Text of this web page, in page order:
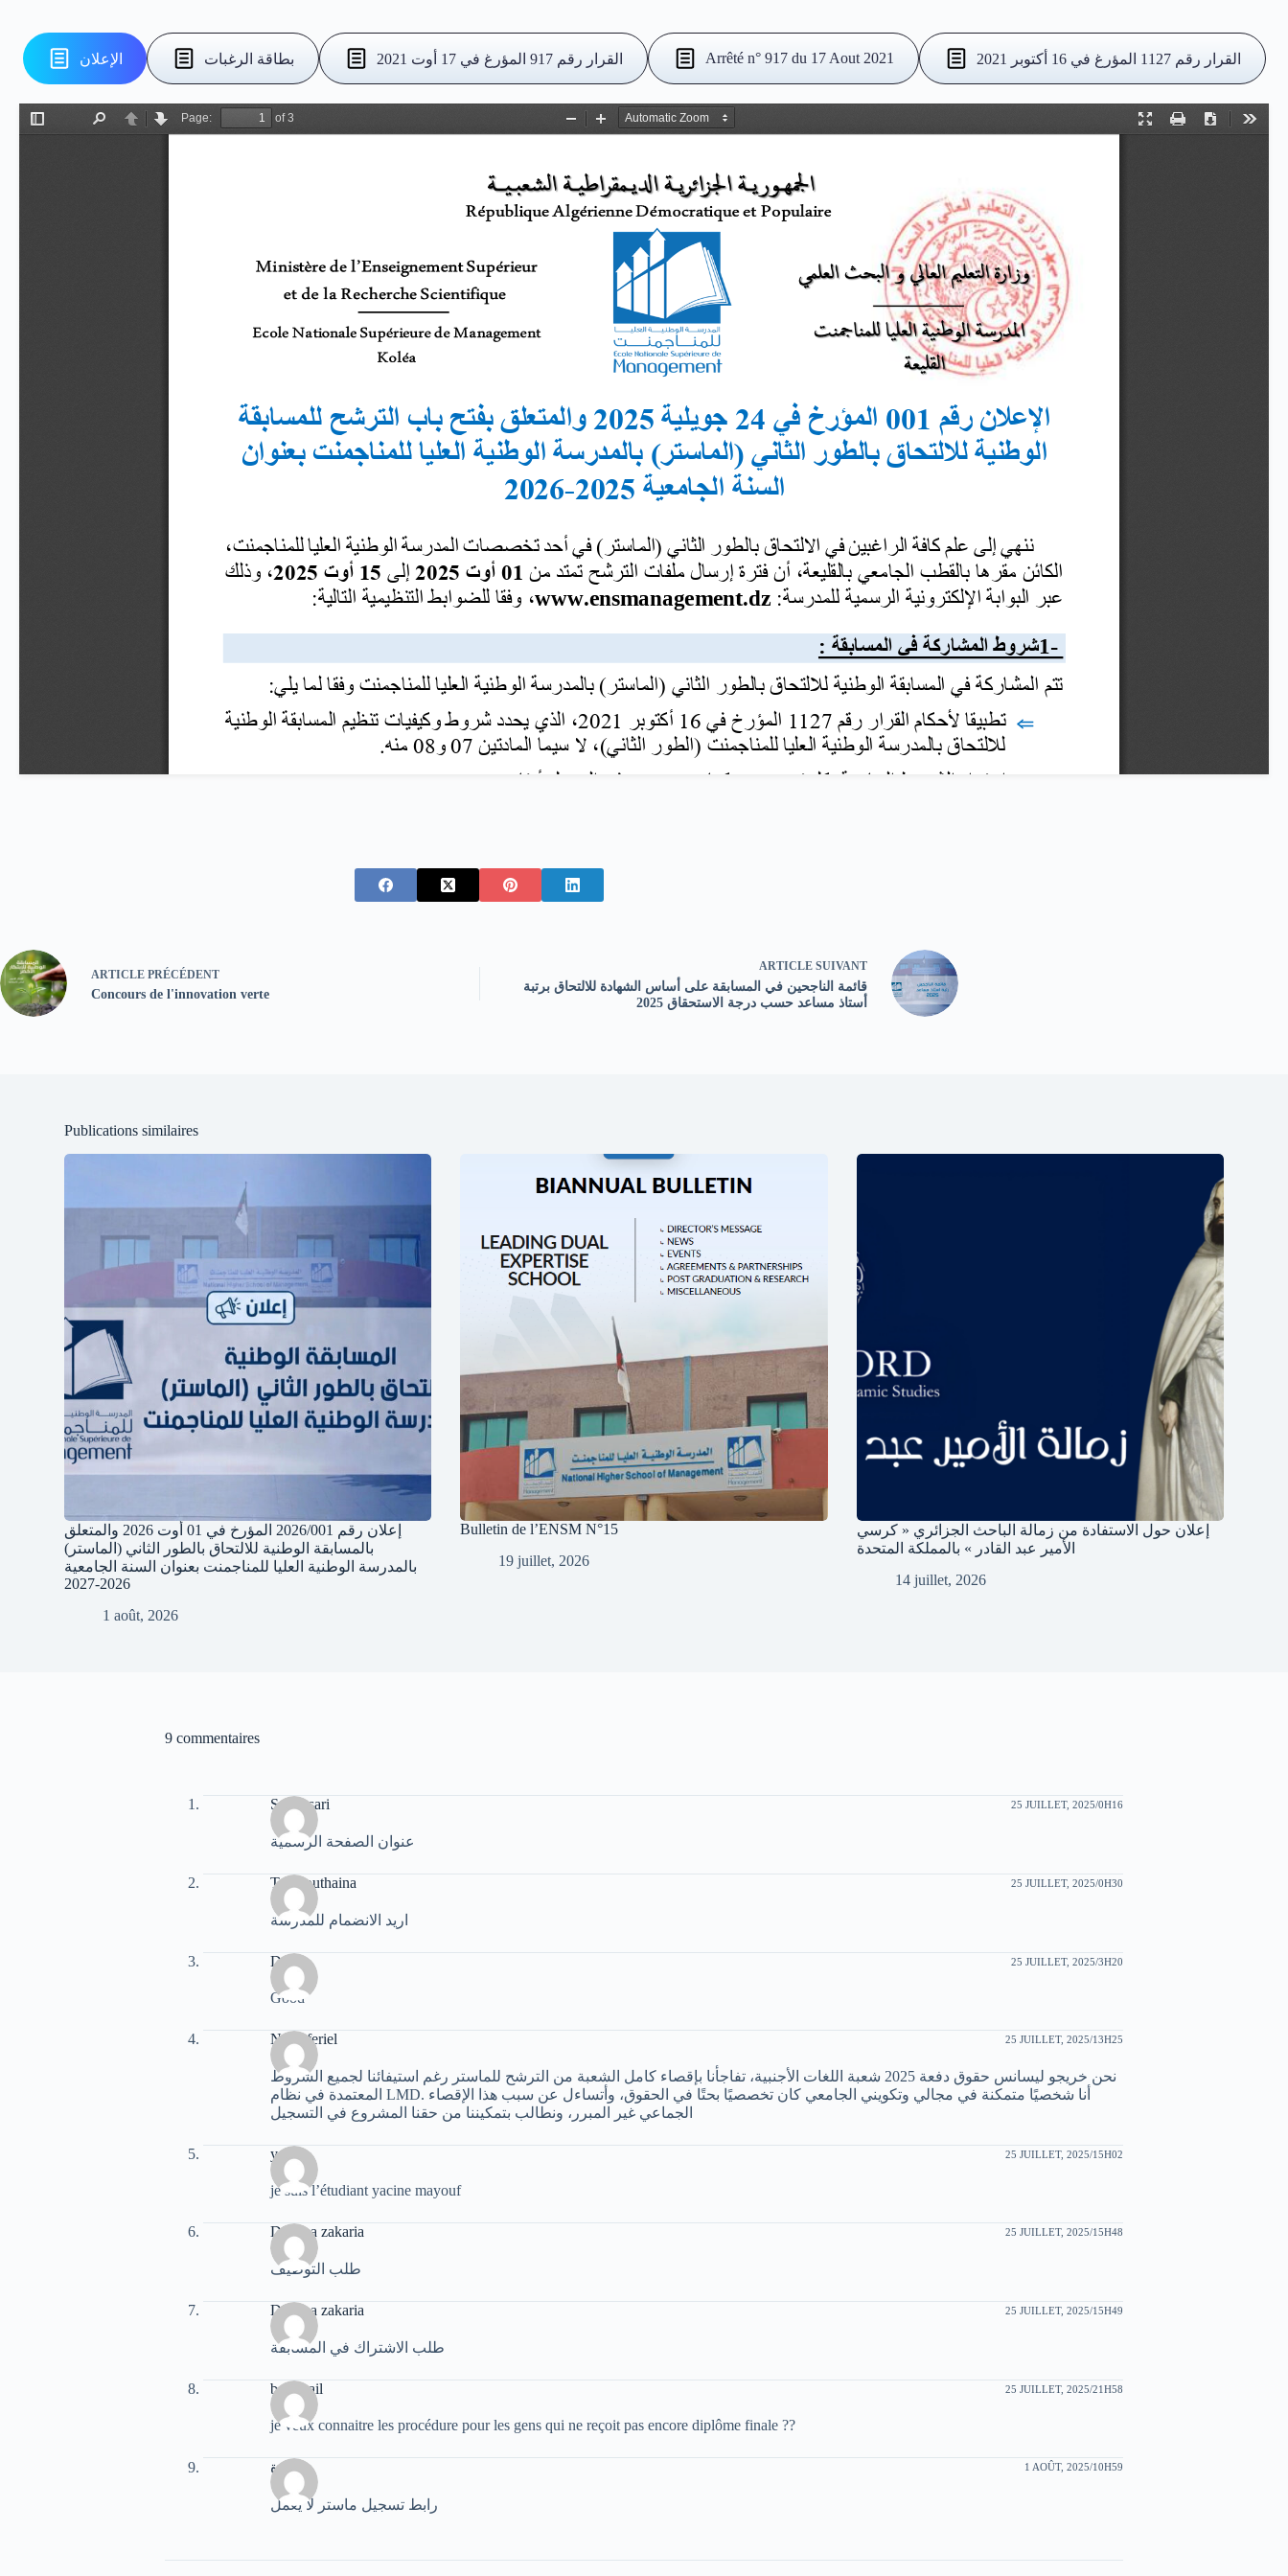
الإعلان بطاقة الرغبات القرار رقم 917 المؤرغ في 17 أوت 2021 Arrêté n° 917 du 17 Aout 2021 القرار رقم 1127 المؤرغ في 16 أكتوبر 2021
ARTICLE PRÉCÉDENT
Concours de l'innovation verte
ARTICLE SUIVANT
قائمة الناجحين في المسابقة على أساس الشهادة للالتحاق برتبة
أستاذ مساعد حسب درجة الاستحقاق 2025
Publications similaires
إعلان رقم 2026/001 المؤرخ في 01 أوت 2026 والمتعلق
بالمسابقة الوطنية للالتحاق بالطور الثاني (الماستر)
بالمدرسة الوطنية العليا للمناجمنت بعنوان السنة الجامعية
2026-2027
1 août, 2026
Bulletin de l’ENSM N°15
19 juillet, 2026
إعلان حول الاستفادة من زمالة الباحث الجزائري « كرسي
الأمير عبد القادر » بالمملكة المتحدة
14 juillet, 2026
9 commentaires
Souhasari 25 JUILLET, 2025/0H16
عنوان الصفحة الرسمية
Tali bouthaina 25 JUILLET, 2025/0H30
اريد الانضمام للمدرسة
Dalia 25 JUILLET, 2025/3H20
Good
Nasri feriel 25 JUILLET, 2025/13H25
نحن خريجو ليسانس حقوق دفعة 2025 شعبة اللغات الأجنبية، تفاجأنا بإقصاء كامل الشعبة من الترشح للماستر رغم استيفائنا لجميع الشروط
المعتمدة في نظام LMD. أنا شخصيًا متمكنة في مجالي وتكويني الجامعي كان تخصصيًا بحتًا في الحقوق، وأتساءل عن سبب هذا الإقصاء
الجماعي غير المبرر، ونطالب بتمكيننا من حقنا المشروع في التسجيل
yacine 25 JUILLET, 2025/15H02
je suis l’étudiant yacine mayouf
Djamaa zakaria 25 JUILLET, 2025/15H48
طلب التوظيف
Djamaa zakaria 25 JUILLET, 2025/15H49
طلب الاشتراك في المسابقة
berrehail 25 JUILLET, 2025/21H58
je veux connaitre les procédure pour les gens qui ne reçoit pas encore diplôme finale ??
لويزة 1 AOÛT, 2025/10H59
رابط تسجيل ماستر لا يعمل